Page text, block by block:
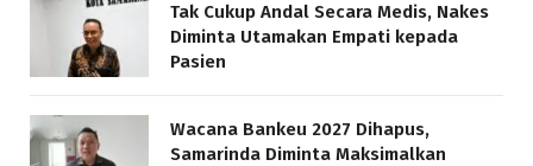
Tak Cukup Andal Secara Medis, Nakes
Diminta Utamakan Empati kepada
Pasien
Wacana Bankeu 2027 Dihapus,
Samarinda Diminta Maksimalkan